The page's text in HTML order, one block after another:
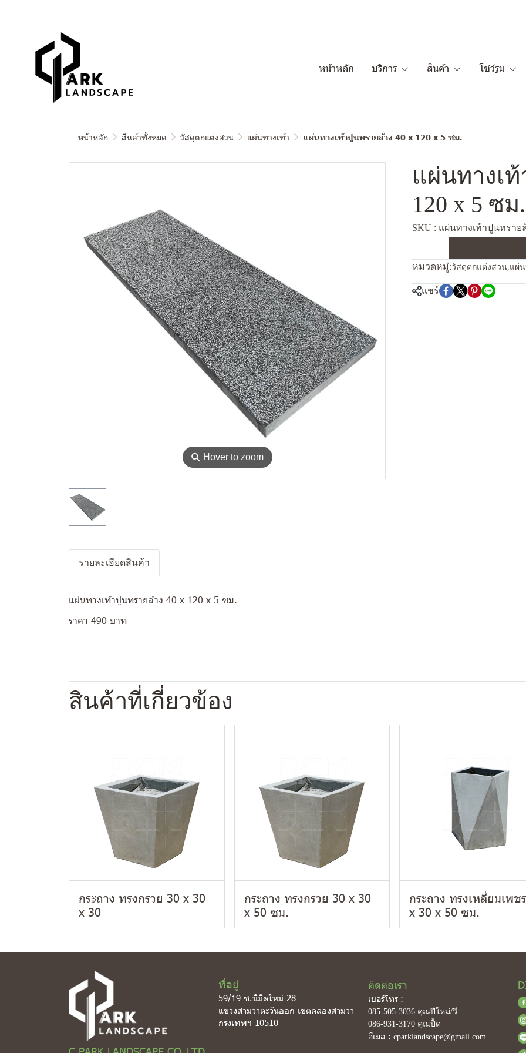
หน้าหลัก บริการ สินค้า โชว์รูม
หน้าหลัก สินค้าทั้งหมด วัสดุตกแต่งสวน แผ่นทางเท้า แผ่นทางเท้าปูนทรายล้าง 40 x 120 x 5 ซม.
⚲ Hover to zoom
แผ่นทางเ
120 x 5 ซม.
SKU : แผ่นทางเท้าปูนทราย
หมวดหมู่:วัสดุตกแต่งสวน,แผ่น
แชร์
รายละเอียดสินค้า
แผ่นทางเท้าปูนทรายล้าง 40 x 120 x 5 ซม.
ราคา 490 บาท
สินค้าที่เกี่ยวข้อง
กระถาง ทรงกรวย 30 x 30
x 30
กระถาง ทรงกรวย 30 x 30
x 50 ซม.
กระถาง ทรงเหลี่ยมเพช
x 30 x 50 ซม.
ที่อยู่
59/19 ซ.นิมิตใหม่ 28
แขวงสามวาตะวันออก เขตคลองสามวา
กรุงเทพฯ 10510
ติดต่อเรา
เบอร์โทร :
085-505-3036 คุณปีใหม่/วี
086-931-3170 คุณปื้ด
อีเมล : cparklandscape@gmail.com